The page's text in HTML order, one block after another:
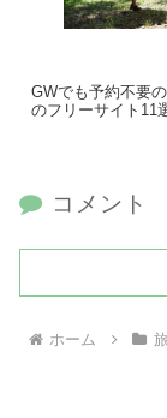
GWでも予約不要
のフリーサイト11
コメント
ホーム